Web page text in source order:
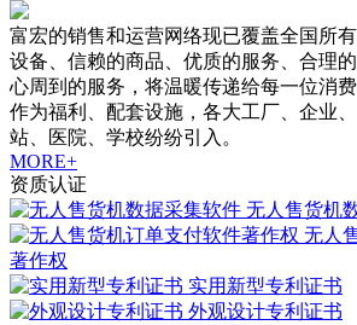
富宏的销售和运营网络现已覆盖全国所
设备、信赖的商品、优质的服务、合理
心周到的服务，将温暖传递给每一位消
作为福利、配套设施，各大工厂、企业
站、医院、学校纷纷引入。
MORE+
资质认证
无人售货机
无人
著作权
实用新型专利证书
外观设计专利证书